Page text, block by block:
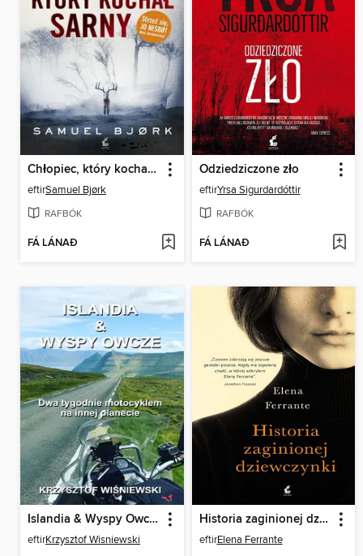
Chłopiec, który kochał sarny
eftirSamuel Bjørk
RAFBÓK
FÁ LÁNAÐ
Odziedziczone zło
eftirYrsa Sigurdardóttir
RAFBÓK
FÁ LÁNAÐ
Islandia & Wyspy Owcze
eftirKrzysztof Wisniewski
Historia zaginionej dziewczynki
eftirElena Ferrante